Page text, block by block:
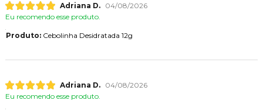
Adriana D.
04/08/2026
Eu recomendo esse produto.
Produto:Cebolinha Desidratada 12g
Adriana D.
04/08/2026
Eu recomendo esse produto.